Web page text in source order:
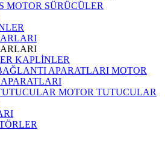
MOTOR SÜRÜCÜLER
KAPLİNLER
MOTOR
MOTOR TUTUCULAR